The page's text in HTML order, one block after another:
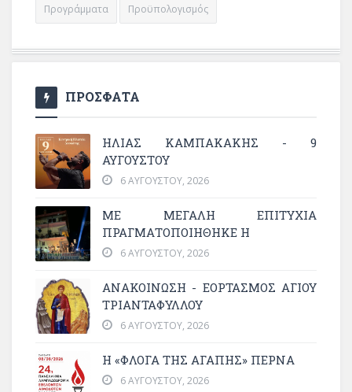
Προγράμματα Προϋπολογισμός
ΠΡΟΣΦΑΤΑ
ΗΛΙΑΣ ΚΑΜΠΑΚΑΚΗΣ - 9
ΑΥΓΟΥΣΤΟΥ
6 ΑΥΓΟΎΣΤΟΥ, 2026
ΜΕ ΜΕΓΆΛΗ ΕΠΙΤΥΧΊΑ
ΠΡΑΓΜΑΤΟΠΟΙΉΘΗΚΕ Η
6 ΑΥΓΟΎΣΤΟΥ, 2026
ΑΝΑΚΟΙΝΩΣΗ - ΕΟΡΤΑΣΜΟΣ ΑΓΙΟΥ
ΤΡΙΑΝΤΑΦΥΛΛΟΥ
6 ΑΥΓΟΎΣΤΟΥ, 2026
Η «ΦΛΌΓΑ ΤΗΣ ΑΓΆΠΗΣ» ΠΕΡΝΆ
6 ΑΥΓΟΎΣΤΟΥ, 2026